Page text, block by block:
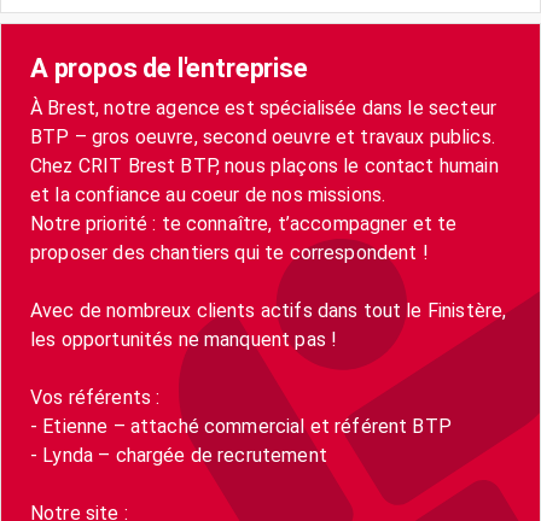
A propos de l'entreprise
À Brest, notre agence est spécialisée dans le secteur
BTP – gros oeuvre, second oeuvre et travaux publics.
Chez CRIT Brest BTP, nous plaçons le contact humain
et la confiance au coeur de nos missions.
Notre priorité : te connaître, t’accompagner et te
proposer des chantiers qui te correspondent !
Avec de nombreux clients actifs dans tout le Finistère,
les opportunités ne manquent pas !
Vos référents :
- Etienne – attaché commercial et référent BTP
- Lynda – chargée de recrutement
Notre site :